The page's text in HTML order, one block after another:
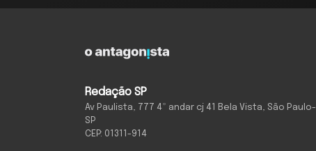
Redação SP
Av Paulista, 777 4º andar cj 41 Bela Vista, São Paulo-
SP
CEP: 01311-914